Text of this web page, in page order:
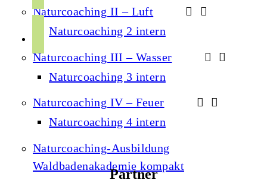
Naturcoaching II – Luft
Naturcoaching 2 intern
Naturcoaching III – Wasser
Naturcoaching 3 intern
Naturcoaching IV – Feuer
Naturcoaching 4 intern
Naturcoaching-Ausbildung
Waldbadenakademie kompakt
k
g
a
u
b
o
f
Partner